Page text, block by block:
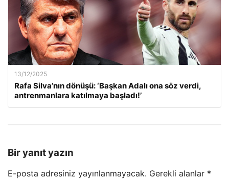
13/12/2025
Rafa Silva’nın dönüşü: ‘Başkan Adalı ona söz verdi,
antrenmanlara katılmaya başladı!’
Bir yanıt yazın
E-posta adresiniz yayınlanmayacak. Gerekli alanlar *